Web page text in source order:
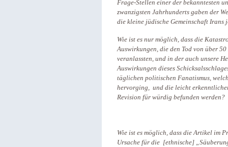
Frage-Stellen einer der bekanntesten
zwanzigsten Jahrhunderts gaben der
die kleine jüdische Gemeinschaft Irans
Wie ist es nur möglich, dass die
Auswirkungen, die den Tod von über
veranlassten, und in der auch unsere
Auswirkungen dieses
täglichen politischen Fanatismus,
hervorging, und die leicht
Revision für würdig befunden werden?
Wie ist es möglich, dass die Artikel im
Ursache für die [ethnische]